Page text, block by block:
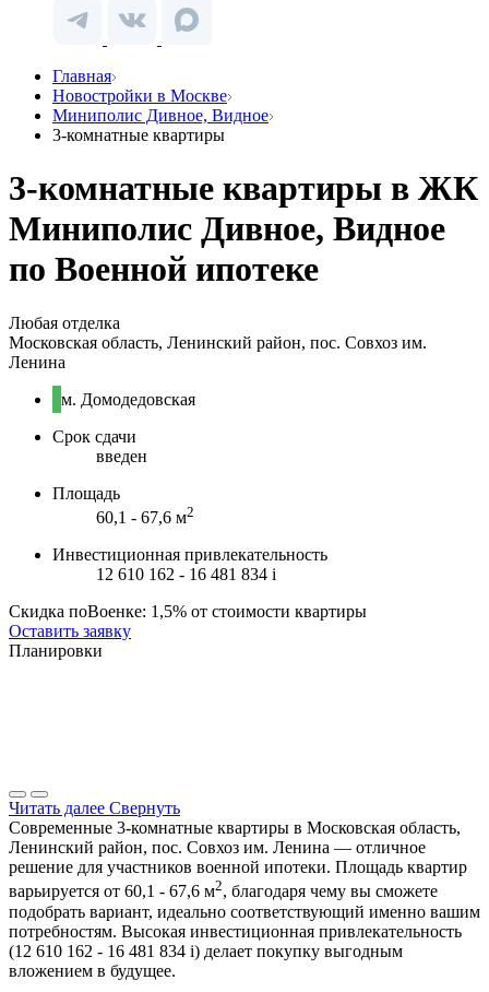
Главная
Новостройки в Москве
Миниполис Дивное, Видное
3-комнатные квартиры
3-комнатные квартиры в ЖК
Миниполис Дивное, Видное
по Военной ипотеке
Любая отделка
Московская область, Ленинский район, пос. Совхоз им.
Ленина
м. Домодедовская
Срок сдачи
введен
Площадь
60,1 - 67,6 м2
Инвестиционная привлекательность
12 610 162 - 16 481 834 i
Скидка поВоенке: 1,5% от стоимости квартиры
Оставить заявку
Планировки
Читать далее Свернуть
Современные 3-комнатные квартиры в Московская область,
Ленинский район, пос. Совхоз им. Ленина — отличное
решение для участников военной ипотеки. Площадь квартир
варьируется от 60,1 - 67,6 м2, благодаря чему вы сможете
подобрать вариант, идеально соответствующий именно вашим
потребностям. Высокая инвестиционная привлекательность
(12 610 162 - 16 481 834 i) делает покупку выгодным
вложением в будущее.